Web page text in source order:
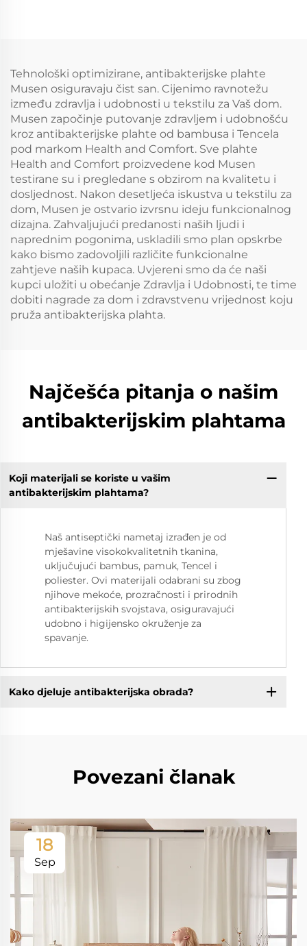
(tamnoplava)
jastukom), disan i
ublažava pritisak (bež)
Tehnološki optimizirane, antibakterijske plahte
Musen osiguravaju čist san. Cijenimo ravnotežu
između zdravlja i udobnosti u tekstilu za Vaš dom.
Musen započinje putovanje zdravljem i udobnošću
kroz antibakterijske plahte od bambusa i Tencela
pod markom Health and Comfort. Sve plahte
Health and Comfort proizvedene kod Musen
testirane su i pregledane s obzirom na kvalitetu i
dosljednost. Nakon desetljeća iskustva u tekstilu za
dom, Musen je ostvario izvrsnu ideju funkcionalnog
dizajna. Zahvaljujući predanosti naših ljudi i
naprednim pogonima, uskladili smo plan opskrbe
kako bismo zadovoljili različite funkcionalne
zahtjeve naših kupaca. Uvjereni smo da će naši
kupci uložiti u obećanje Zdravlja i Udobnosti, te time
dobiti nagrade za dom i zdravstvenu vrijednost koju
pruža antibakterijska plahta.
Najčešća pitanja o našim
antibakterijskim plahtama
Koji materijali se koriste u vašim
antibakterijskim plahtama?
Naš antiseptički nametaj izrađen je od
mješavine visokokvalitetnih tkanina,
uključujući bambus, pamuk, Tencel i
poliester. Ovi materijali odabrani su zbog
njihove mekoće, prozračnosti i prirodnih
antibakterijskih svojstava, osiguravajući
udobno i higijensko okruženje za
spavanje.
Kako djeluje antibakterijska obrada?
Povezani članak
18
Sep